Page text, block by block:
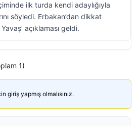
ilk turda kendi adaylığıyla
söyledi. Erbakan’dan dikkat
açıklaması geldi.
1)
giriş yapmış olmalısınız.